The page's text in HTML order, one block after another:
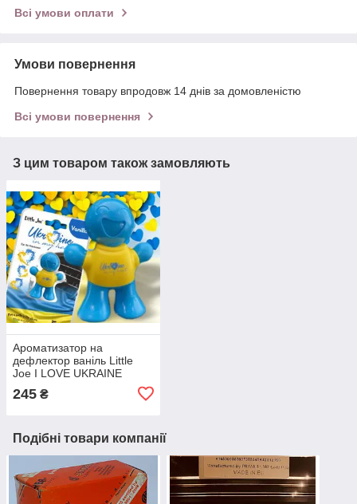
Всі умови оплати
Умови повернення
Повернення товару впродовж 14 днів за домовленістю
Всі умови повернення
З цим товаром також замовляють
Ароматизатор на
дефлектор ваніль Little
Joe I LOVE UKRAINE
245 ₴
Подібні товари компанії